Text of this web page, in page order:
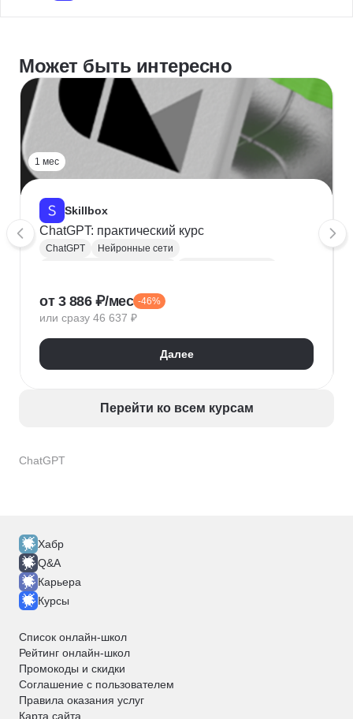
ChatGPT
Может быть интересно
1 мес
Skillbox
ChatGPT: практический курс
ChatGPT
Нейронные сети
Нейросети для творчества
Анализ целевой аудитории
от 3 886 ₽/мес -46%
или сразу 46 637 ₽
Далее
Перейти ко всем курсам
Хабр
Q&A
Карьера
Курсы
Список онлайн-школ
Рейтинг онлайн-школ
Промокоды и скидки
Соглашение с пользователем
Правила оказания услуг
Карта сайта